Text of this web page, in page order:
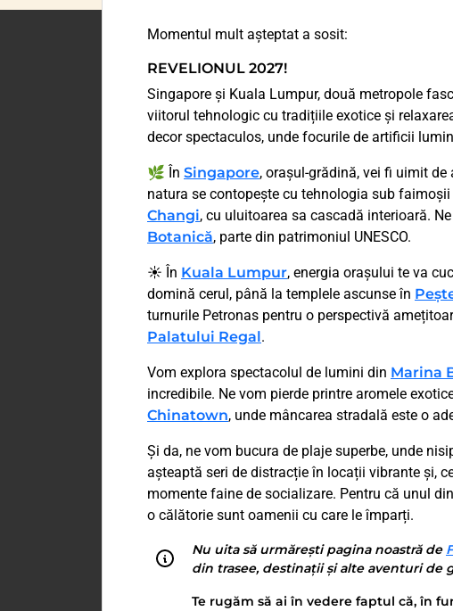
Momentul mult așteptat a sosit:
REVELIONUL 2027!
Singapore și Kuala Lumpur, două metropole
viitorul tehnologic cu tradițiile exotice și
decor spectaculos, unde focurile de artificii
🌿 În Singapore, orașul-grădină, vei fi uimit
natura se contopește cu tehnologia sub faimoșii
Changi, cu uluitoarea sa cascadă interioară.
Botanică, parte din patrimoniul UNESCO.
☀️ În Kuala Lumpur, energia orașului te va
domină cerul, până la templele ascunse în
turnurile Petronas pentru o perspectivă
Palatului Regal.
Vom explora spectacolul de lumini din Marina
incredibile. Ne vom pierde printre aromele
Chinatown, unde mâncarea stradală este o
Și da, ne vom bucura de plaje superbe, unde
așteaptă seri de distracție în locații vibrante și,
momente faine de socializare. Pentru că unul
o călătorie sunt oamenii cu care le împarți.
Nu uita să urmărești pagina noastră de
din trasee, destinații și alte aventuri de
Te rugăm să ai în vedere faptul că, în